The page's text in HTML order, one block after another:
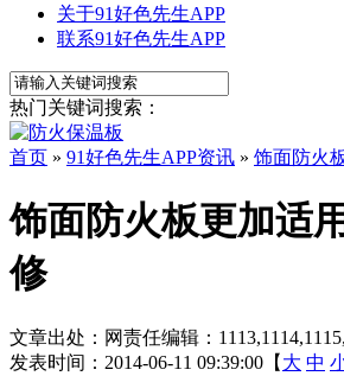
关于91好色先生APP
联系91好色先生APP
热门关键词搜索：
首页 » 91好色先生APP资讯 » 饰面防火
饰面防火板更加适
修
文章出处： 网责任编辑：
发表时间：2014-06-11 09:39:00【 大 中